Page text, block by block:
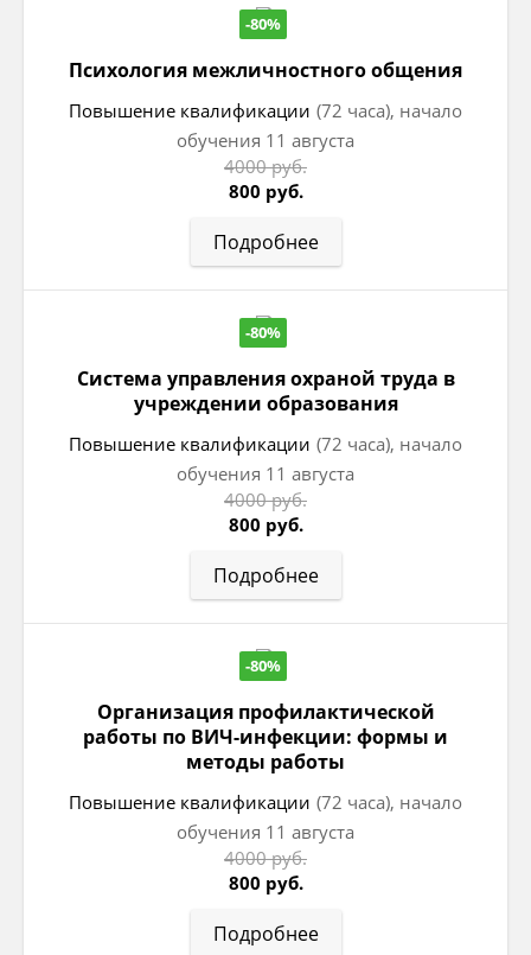
-80%
Психология межличностного общения
Повышение квалификации (72 часа), начало
обучения 11 августа
4000 руб.
800 руб.
Подробнее
-80%
Система управления охраной труда в
учреждении образования
Повышение квалификации (72 часа), начало
обучения 11 августа
4000 руб.
800 руб.
Подробнее
-80%
Организация профилактической
работы по ВИЧ-инфекции: формы и
методы работы
Повышение квалификации (72 часа), начало
обучения 11 августа
4000 руб.
800 руб.
Подробнее